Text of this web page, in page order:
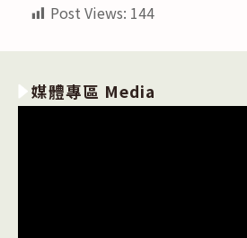
Post Views: 144
媒體專區 Media